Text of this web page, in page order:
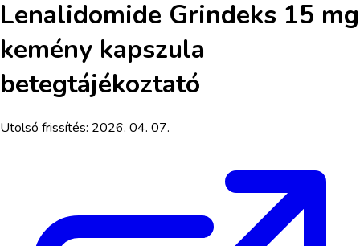
Lenalidomide Grindeks 15 mg
kemény kapszula
betegtájékoztató
Utolsó frissítés: 2026. 04. 07.